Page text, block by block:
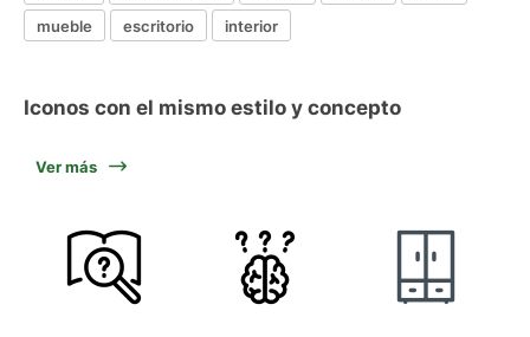
mueble
escritorio interior
Iconos con el mismo estilo y concepto
Ver más